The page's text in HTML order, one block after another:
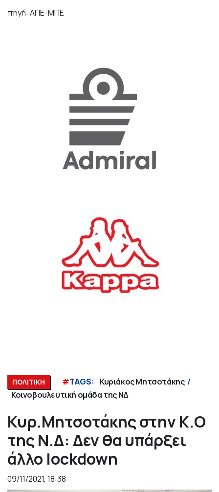
πηγή: ΑΠΕ-ΜΠΕ
ΠΟΛΙΤΙΚΗ #TAGS:
Κυριάκος Μητσοτάκης
Κοινοβουλευτική ομάδα της ΝΔ
Κυρ.Μητσοτάκης στην Κ.Ο
της Ν.Δ: Δεν θα υπάρξει
άλλο lockdown
09/11/2021, 18:38